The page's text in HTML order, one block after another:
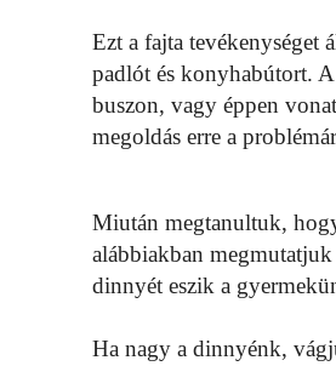
Ezt a fajta tevékenységet
padlót és konyhabútort.
buszon, vagy éppen
megoldás erre a
Miután megtanultuk,
alábbiakban
dinnyét eszik a
Ha nagy a dinnyénk,